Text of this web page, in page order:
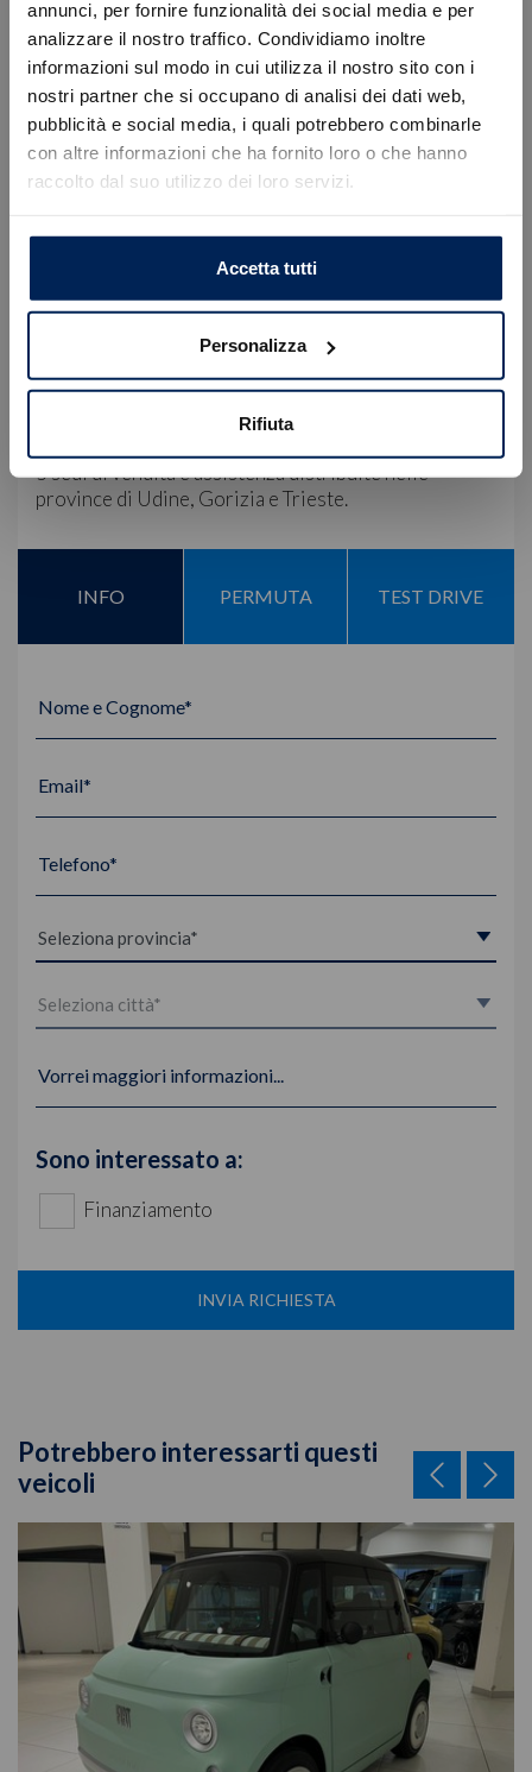
annunci, per fornire funzionalità dei social media e per
analizzare il nostro traffico. Condividiamo inoltre
informazioni sul modo in cui utilizza il nostro sito con i
nostri partner che si occupano di analisi dei dati web,
pubblicità e social media, i quali potrebbero combinarle
con altre informazioni che ha fornito loro o che hanno
raccolto dal suo utilizzo dei loro servizi.
Accetta tutti
Personalizza
Rifiuta
0481 20988
Servizio Clienti:
WhatsApp: +39 349 180 5149
E-mail: servizioclienti@blizauto.it
Nota Bene: le immagini, la dotazione tecnica e gli
non coincidere e non rappresentano in alcun modo
un impegno contrattuale. La invitiamo a contattarci
veicolo.
Ufficiale per i brand Abarth, Alfa-Romeo, Citroën, DS
Automobiles, Fiat, Jeep, Lancia, Leapmotor e
5 sedi di vendita e assistenza distribuite nelle
province di Udine, Gorizia e Trieste.
INFO PERMUTA TEST DRIVE
Nome e Cognome*
Email*
Telefono*
Vorrei maggiori informazioni...
Sono interessato a:
Finanziamento
INVIA RICHIESTA
Potrebbero interessarti questi
veicoli
Errore
Caricamento veicoli non riuscito